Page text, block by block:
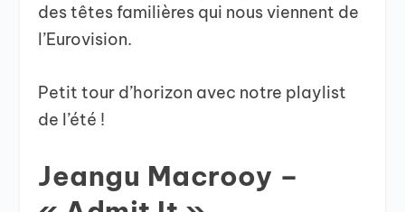
des têtes familières qui nous viennent de
l’Eurovision.
Petit tour d’horizon avec notre playlist
de l’été !
Jeangu Macrooy –